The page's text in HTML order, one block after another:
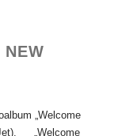
„Welcome
__ „Welcome